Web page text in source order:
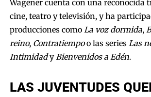
Wagener cuenta con una reconocida
cine, teatro y televisión, y ha
producciones como La voz dormida,
reino, Contratiempoo las series Las
Intimidady Bienvenidos a Edén.
LAS JUVENTUDES